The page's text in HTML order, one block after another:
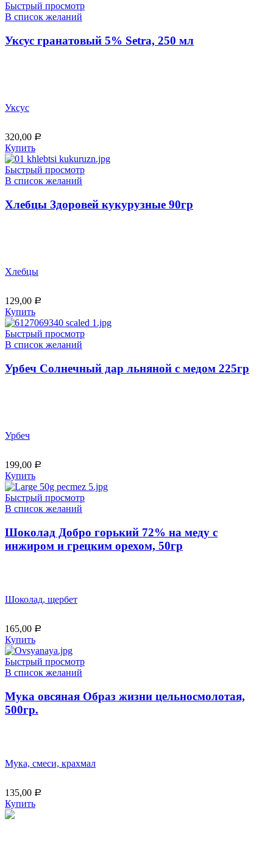
Быстрый просмотр
В список желаний
Уксус гранатовый 5% Setra, 250 мл
Уксус
320,00 Р
Купить
Быстрый просмотр
В список желаний
Хлебцы Здоровей кукурузные 90гр
Хлебцы
129,00 Р
Купить
Быстрый просмотр
В список желаний
Урбеч Солнечный дар льняной с медом 225гр
Урбеч
199,00 Р
Купить
Быстрый просмотр
В список желаний
Шоколад Добро горький 72% на меду с
инжиром и грецким орехом, 50гр
Шоколад, щербет
165,00 Р
Купить
Быстрый просмотр
В список желаний
Мука овсяная Образ жизни цельносмолотая,
500гр.
Мука, смеси, крахмал
135,00 Р
Купить